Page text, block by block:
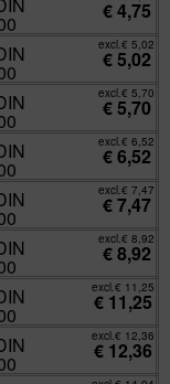
€4,75
excl.€ 5,02
€5,02
excl.€ 5,70
€5,70
excl.€ 6,52
€6,52
excl.€ 7,47
€7,47
excl.€ 8,92
€8,92
excl.€ 11,25
€ 11,25
excl.€ 12,36
€ 12,36